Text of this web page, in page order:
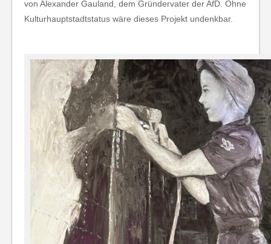
von Alexander Gauland, dem Gründervater der AfD. Ohne
Kulturhauptstadtstatus wäre dieses Projekt undenkbar.